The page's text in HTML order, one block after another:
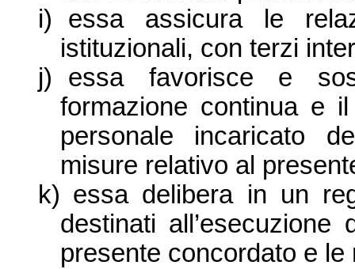
i)
essa assicura le
istituzionali, con terzi
j)
essa favorisce e
formazione continua e
personale incaricato
misure relativo al
k) essa delibera in un
destinati
presente concordato e le